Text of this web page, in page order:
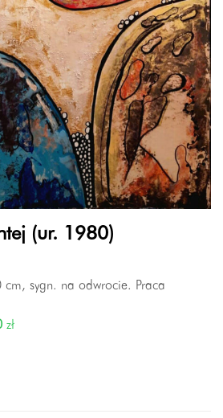
(ur. 1980)
sygn. na odwrocie. Praca
zł